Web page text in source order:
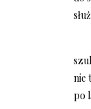
nie
po